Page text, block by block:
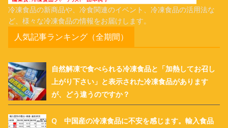
冷凍食品の新商品や、冷食関連のイベント、冷凍食品の活用法な
ど、様々な冷凍食品の情報をお届けします。
人気記事ランキング（全期間）
自然解凍で食べられる冷凍食品と「加熱してお召し
上がり下さい」と表示された冷凍食品があります
が、どう違うのですか？
Q 中国産の冷凍食品に不安を感じます。輸入食品